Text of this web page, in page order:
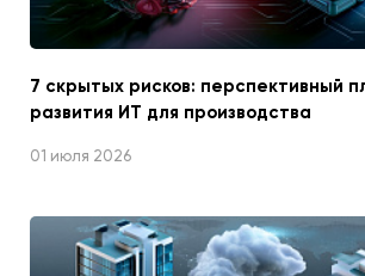
7 скрытых рисков: перспективный
развития ИТ для производства
01 июля 2026